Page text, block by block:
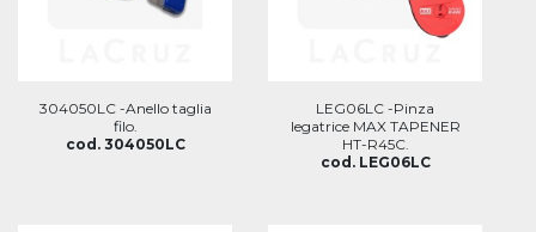
304050LC -Anello taglia
filo.
cod. 304050LC
LEG06LC -Pinza
legatrice MAX TAPENER
HT-R45C.
cod. LEG06LC